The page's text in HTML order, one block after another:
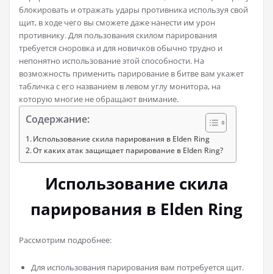
блокировать и отражать удары противника используя свой
щит, в ходе чего вы сможете даже нанести им урон
противнику.Для пользования скилом парирования
требуется сноровка и для новичков обычно трудно и
непонятно использование этой способности. На
возможность применить парирование в битве вам укажет
табличка с его названием в левом углу монитора, на
которую многие не обращают внимание.
Содержание:
Использование скила парирования в Elden Ring
От каких атак защищает парирование в Elden Ring?
Использование скила
парирования в Elden Ring
Рассмотрим подробнее:
Для использования парирования вам потребуется щит.